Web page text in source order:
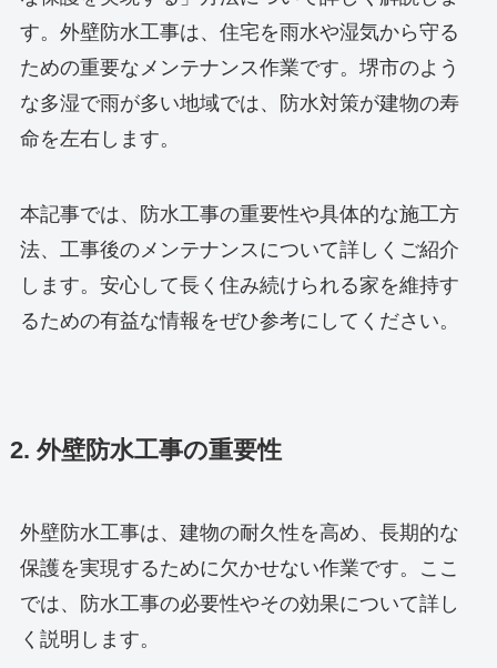
す。外壁防水工事は、住宅を雨水や湿気から守る
ための重要なメンテナンス作業です。堺市のよう
な多湿で雨が多い地域では、防水対策が建物の寿
命を左右します。
本記事では、防水工事の重要性や具体的な施工方
法、工事後のメンテナンスについて詳しくご紹介
します。安心して長く住み続けられる家を維持す
るための有益な情報をぜひ参考にしてください。
2. 外壁防水工事の重要性
外壁防水工事は、建物の耐久性を高め、長期的な
保護を実現するために欠かせない作業です。ここ
では、防水工事の必要性やその効果について詳し
く説明します。